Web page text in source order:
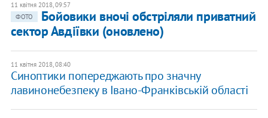
11 квітня 2018, 09:57
ФОТО
Бойовики вночі обстріляли приватний
сектор Авдіївки (оновлено)
11 квітня 2018, 08:40
Синоптики попереджають про значну
лавинонебезпеку в Івано-Франківській області